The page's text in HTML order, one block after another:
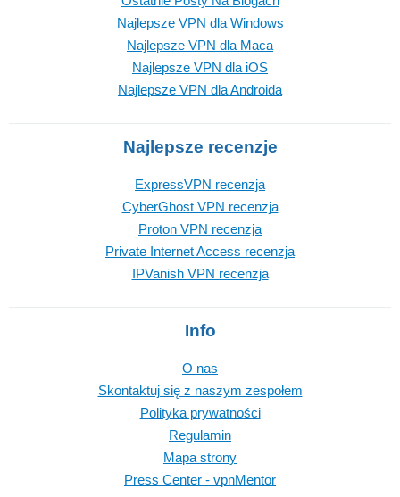
Najlepsze VPN dla Windows
Najlepsze VPN dla Maca
Najlepsze VPN dla iOS
Najlepsze VPN dla Androida
Najlepsze recenzje
ExpressVPN recenzja
CyberGhost VPN recenzja
Proton VPN recenzja
Private Internet Access recenzja
IPVanish VPN recenzja
Info
O nas
Skontaktuj się z naszym zespołem
Polityka prywatności
Regulamin
Mapa strony
Press Center - vpnMentor